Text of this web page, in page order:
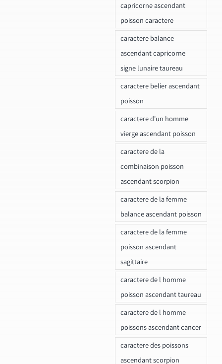
capricorne ascendant
poisson caractere
caractere balance
ascendant capricorne
signe lunaire taureau
caractere belier ascendant
poisson
caractere d'un homme
vierge ascendant poisson
caractere de la
combinaison poisson
ascendant scorpion
caractere de la femme
balance ascendant poisson
caractere de la femme
poisson ascendant
sagittaire
caractere de l homme
poisson ascendant taureau
caractere de l homme
poissons ascendant cancer
caractere des poissons
ascendant scorpion